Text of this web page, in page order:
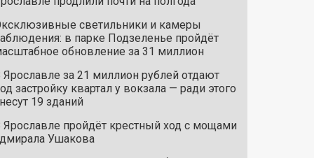
светильники и камеры
в парке Подзеленье пройдёт
обновление за 31 миллион
Ярославле за 21 миллион рублей отдают
застройку квартал у вокзала — ради этого
19 зданий
Ярославле пройдёт крестный ход с мощами
Ушакова